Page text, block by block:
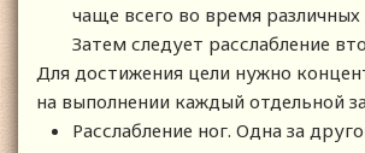
чаще всего во время различных
Затем следует расслабление
Для достижения цели нужно
на выполнении каждый отдельной
Расслабление ног. Одна за